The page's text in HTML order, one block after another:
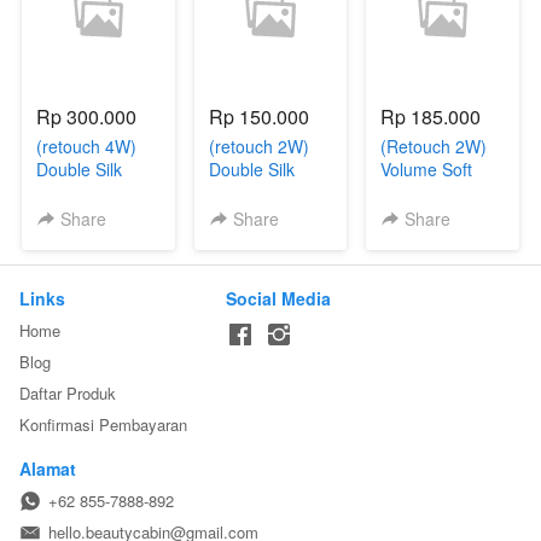
Rp 300.000
(retouch 4W)
Double Silk
Share
Rp 150.000
(retouch 2W)
Double Silk
Share
Rp 185.000
(Retouch 2W)
Volume Soft
Share
Links
Home
Blog
Daftar Produk
Konfirmasi Pembayaran
Social Media
Alamat
+62 855-7888-892
hello.beautycabin@gmail.com